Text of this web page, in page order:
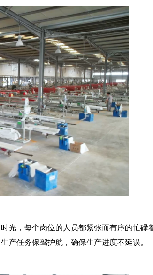
光，每个岗位的人员都紧张而有序的忙碌
产任务保驾护航，确保生产进度不延误。